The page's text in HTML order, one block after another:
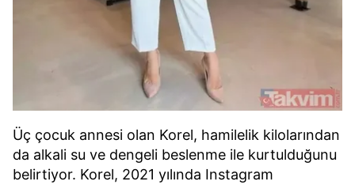
Üç çocuk annesi olan Korel, hamilelik kilolarından
da alkali su ve dengeli beslenme ile kurtulduğunu
belirtiyor. Korel, 2021 yılında Instagram